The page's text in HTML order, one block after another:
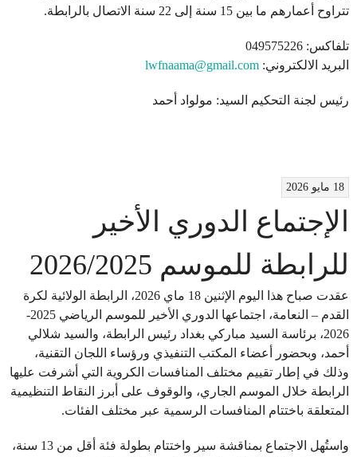
تتراوح أعمارهم ما بين 15 سنة إلى 22 سنة الاتصال بالرابطة.
تلفاكس: 049575226
البريد الالكتروني: lwfnaama@gmail.com
رئيس لجنة التحكيم السيد: مولواد أحمد
18 مايو 2026
الإجتماع الدوري الأخير
للرابطة للموسم 2026/2025
عقدت صباح هذا اليوم الإثنين 18 ماي 2026، الرابطة الولائية لكرة
القدم – النعامة، اجتماعها الدوري الأخير للموسم الرياضي 2025-
2026، برئاسة السيد مباركي بغداد رئيس الرابطة، والسيد شلالي
أحمد، وبحضور أعضاء المكتب التنفيذي ورؤساء اللجان التقنية،
وذلك في إطار تقييم مختلف المنافسات الكروية التي أشرفت عليها
الرابطة خلال الموسم الجاري، والوقوف على أبرز النقاط التنظيمية
المتعلقة باختتام المنافسات الرسمية عبر مختلف الفئات.
واستُهل الاجتماع بمناقشة سير واختتام بطولة فئة أقل من 13 سنة،